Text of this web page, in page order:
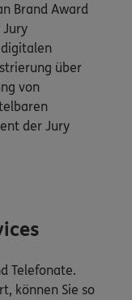
Brand Award
über
von
der Jury
Telefonate.
können Sie so